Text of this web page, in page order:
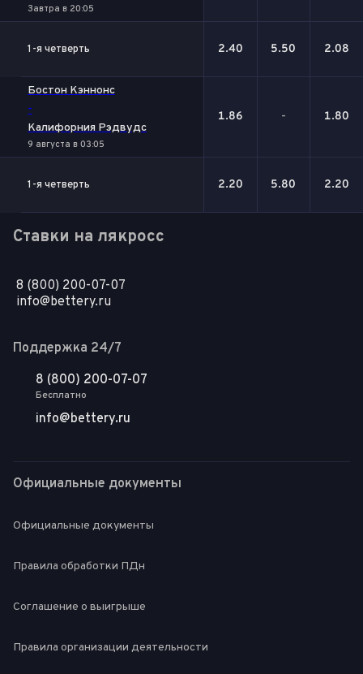
Завтра в 20:05
1-я четверть 2.40 5.50 2.08
Бостон Кэннонс
-
Калифорния Рэдвудс
9 августа в 03:05
1.86 - 1.80
1-я четверть 2.20 5.80 2.20
Ставки на лякросс
8 (800) 200-07-07
info@bettery.ru
Поддержка 24/7
8 (800) 200-07-07
Бесплатно
info@bettery.ru
Официальные документы
Официальные документы
Правила обработки ПДн
Соглашение о выигрыше
Правила организации деятельности